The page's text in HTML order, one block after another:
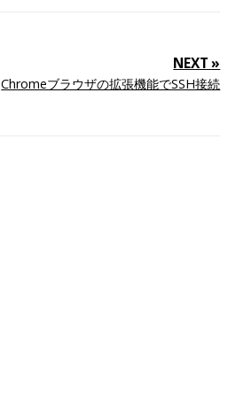
NEXT »
Chromeブラウザの拡張機能でSSH接続